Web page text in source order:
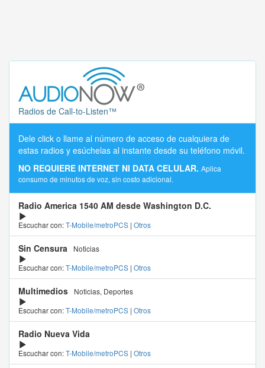
Radios de Call-to-Listen™
Dele click o llame al número de acceso de cualquiera de
estas radios y esúchelas al instante desde su teléfono móvil.
NO REQUIERE INTERNET NI DATA CELULAR. Aplica
consumo de minutos de voz, sin costo adicional.
Radio America 1540 AM desde Washington D.C.
Escuchar con:T-Mobile/metroPCS | Otros
Sin Censura
Noticias
Escuchar con:T-Mobile/metroPCS | Otros
Multimedios
Noticias, Deportes
Escuchar con:T-Mobile/metroPCS | Otros
Radio Nueva Vida
Escuchar con:T-Mobile/metroPCS | Otros